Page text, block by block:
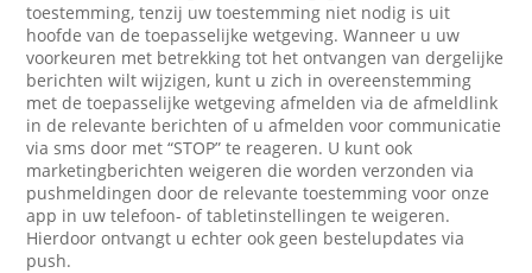
toestemming, tenzij uw toestemming niet nodig is uit
hoofde van de toepasselijke wetgeving. Wanneer u uw
voorkeuren met betrekking tot het ontvangen van dergelijke
berichten wilt wijzigen, kunt u zich in overeenstemming
met de toepasselijke wetgeving afmelden via de afmeldlink
in de relevante berichten of u afmelden voor communicatie
via sms door met “STOP” te reageren. U kunt ook
marketingberichten weigeren die worden verzonden via
pushmeldingen door de relevante toestemming voor onze
app in uw telefoon- of tabletinstellingen te weigeren.
Hierdoor ontvangt u echter ook geen bestelupdates via
push.